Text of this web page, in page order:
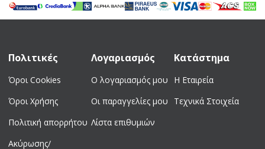
916,00 €.725,00 €.
167,50 €.100,00 €.
Πολιτικές
Όροι Cookies
Όροι Χρήσης
Πολιτική απορρήτου
Ακύρωσης/
Λογαριασμός
Ο λογαριασμός μου
Οι παραγγελίες μου
Λίστα επιθυμιών
Κατάστημα
Η Εταιρεία
Τεχνικά Στοιχεία